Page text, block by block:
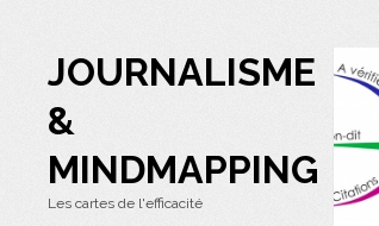
JOURNALISME
&
MINDMAPPING
Les cartes de l'efficacité